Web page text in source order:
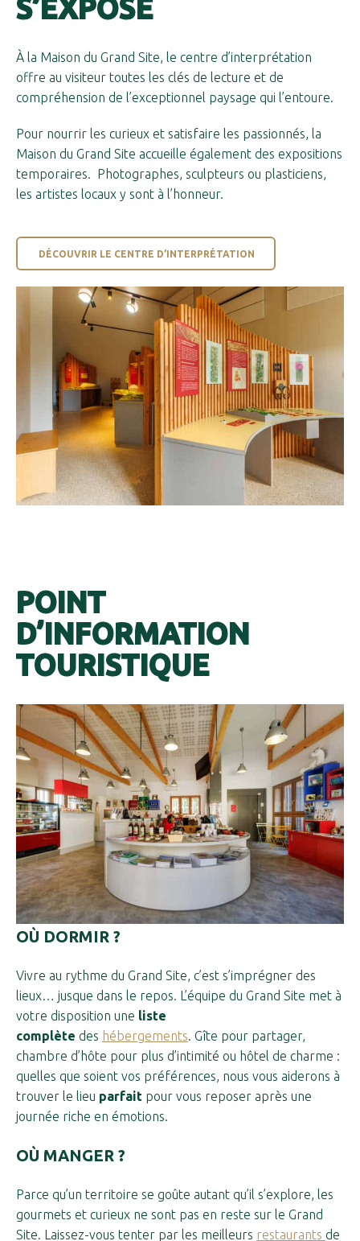
S’EXPOSE
À la Maison du Grand Site, le centre d’interprétation
offre au visiteur toutes les clés de lecture et de
compréhension de l’exceptionnel paysage qui l’entoure.
Pour nourrir les curieux et satisfaire les passionnés, la
Maison du Grand Site accueille également des expositions
temporaires. Photographes, sculpteurs ou plasticiens,
les artistes locaux y sont à l’honneur.
DÉCOUVRIR LE CENTRE D’INTERPRÉTATION
POINT
D’INFORMATION
TOURISTIQUE
OÙ DORMIR ?
Vivre au rythme du Grand Site, c’est s’imprégner des
lieux… jusque dans le repos. L’équipe du Grand Site met à
votre disposition une liste
complète des hébergements . Gîte pour partager,
chambre d’hôte pour plus d’intimité ou hôtel de charme :
quelles que soient vos préférences, nous vous aiderons à
trouver le lieu parfait pour vous reposer après une
journée riche en émotions.
OÙ MANGER ?
Parce qu’un territoire se goûte autant qu’il s’explore, les
gourmets et curieux ne sont pas en reste sur le Grand
Site. Laissez-vous tenter par les meilleurs restaurants de
#